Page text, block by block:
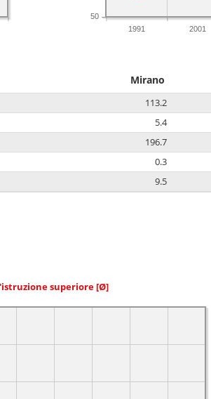
1991 2001
50
Mirano
113.2
5.4
196.7
0.3
9.5
superiore [Ø]